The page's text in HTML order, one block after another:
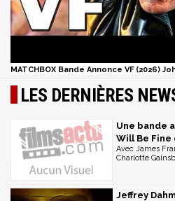
MATCHBOX Bande Annonce VF (2026)
LES DERNIÈRES
Une bande
Will Be Fine
Avec James
Charlotte
Jeffrey